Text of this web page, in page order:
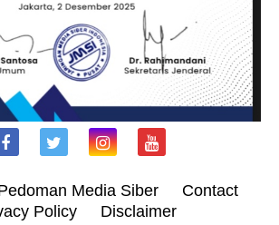
Media Siber
Contact
Policy
Disclaimer